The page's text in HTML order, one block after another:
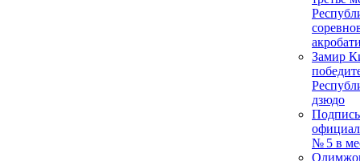
Замир
дзюдо
№ 5 в